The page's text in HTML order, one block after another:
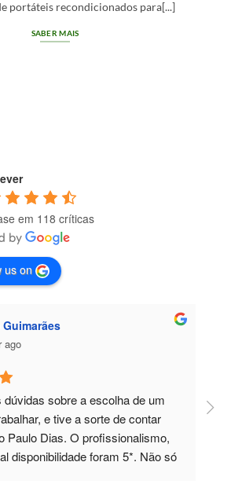
portáteis recondicionados para[...]
SABER MAIS
em 118 críticas
us on
ago
dúvidas sobre a escolha de um
e tive a sorte de contar
Paulo Dias. O profissionalismo,
disponibilidade foram 5*. Não só